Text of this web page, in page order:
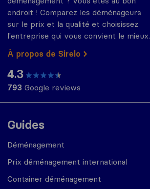
Guides
Déménagement
Prix déménagement international
Container déménagement
endroit ! Comparez les déménageurs
sur le prix et la qualité et choisissez
l'entreprise qui vous convient le mieux.
À propos de Sirelo
4.3
793 Google reviews